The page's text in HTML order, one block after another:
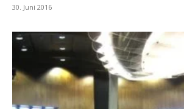
30. Juni 2016